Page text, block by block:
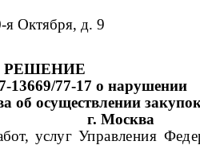
я Октября, д. 9
РЕШЕНИЕ
-13669/77-17 о нарушении
об осуществлении
услугУправления